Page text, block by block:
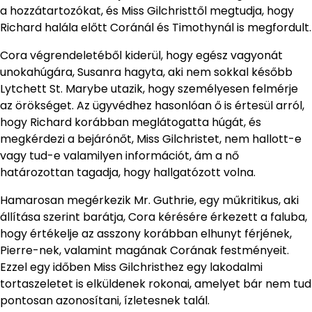
a hozzátartozókat, és Miss Gilchristtől megtudja, hogy
Richard halála előtt Coránál és Timothynál is megfordult.
Cora végrendeletéből kiderül, hogy egész vagyonát
unokahúgára, Susanra hagyta, aki nem sokkal később
Lytchett St. Marybe utazik, hogy személyesen felmérje
az örökséget. Az ügyvédhez hasonlóan ő is értesül arról,
hogy Richard korábban meglátogatta húgát, és
megkérdezi a bejárónőt, Miss Gilchristet, nem hallott-e
vagy tud-e valamilyen információt, ám a nő
határozottan tagadja, hogy hallgatózott volna.
Hamarosan megérkezik Mr. Guthrie, egy műkritikus, aki
állítása szerint barátja, Cora kérésére érkezett a faluba,
hogy értékelje az asszony korábban elhunyt férjének,
Pierre-nek, valamint magának Corának festményeit.
Ezzel egy időben Miss Gilchristhez egy lakodalmi
tortaszeletet is elküldenek rokonai, amelyet bár nem tud
pontosan azonosítani, ízletesnek talál.